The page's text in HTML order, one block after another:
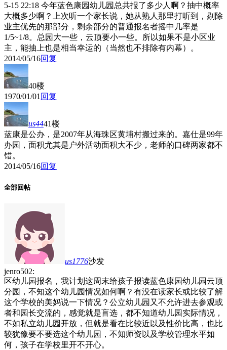
5-15 22:18 今年蓝色康园幼儿园总共报了多少人啊？抽中概率
大概多少啊？上次听一个家长说，她从熟人那里打听到，剔除
业主优先的那部分，剩余部分的普通报名者摇中几率是
1/5~1/8。总园大一些，云顶要小一些。所以如果不是小区业
主，能抽上也是相当幸运的（当然也不排除有内幕）。
2014/05/16回复
40楼
1970/01/01 回复
us4441楼
蓝康是公办，是2007年从海珠区黄埔村搬过来的。嘉仕是99年
办园，面积尤其是户外活动面积大不少，老师的口碑两家都不
错。
2014/05/16回复
全部回帖
us1776沙发
jenro502:
区幼儿园报名，我计划这周末给孩子报读蓝色康园幼儿园云顶
分园，不知这个幼儿园情况如何啊？有没在读家长或比较了解
这个学校的美妈说一下情况？公立幼儿园又不允许进去参观或
者和园长交流的，感觉就是盲选，都不知道幼儿园实际情况，
不如私立幼儿园开放，但就是看在比较近以及性价比高，也比
较犹豫要不要选这个幼儿园，不知师资以及学校管理水平如
何，孩子在学校里开不开心。